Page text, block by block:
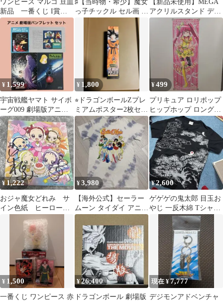
ワンピース マルコ 豆皿
新品 一番くじ I賞
難攻不落ノ懐刀 キャラ
グッズ
♯【当時物・希少】魔女
っ子チックル セル画 ビ
ニール袋入り 昭和アニ
【新品未使用】MEGA
アクリルスタンド デジ
モン泉 光子郎&テント
¥ 1,599
宇宙戦艦ヤマト サイボ
ーグ009 劇場版アニメ
パンフレット セット お
まけ付き
¥ 1,800
⭐︎ドラゴンボールZプレ
ミアムポスター2枚セッ
ト/孫悟空/ジャンプ⭐︎
¥499
プリキュア ロリポップ
ヒップホップ ロングポ
スター
¥ 1,222
おジャ魔女どれみ サ
イン色紙 ヒーローシ
ョー キャラクターシ
ョー 平成レトロ
¥3,980
【海外公式】セーラー
ムーン タイダイ アニメ
Tシャツ 5戦士 Y2K 古
¥2,600
ゲゲゲの鬼太郎 目玉お
やじ 一反木綿 Tシャツ
ブラック L アニメT 和
¥ 1,500
一番くじ ワンピース 赤
¥26,400
ドラゴンボール 劇場版
現在 ¥7,777
デジモンアドベンチャ